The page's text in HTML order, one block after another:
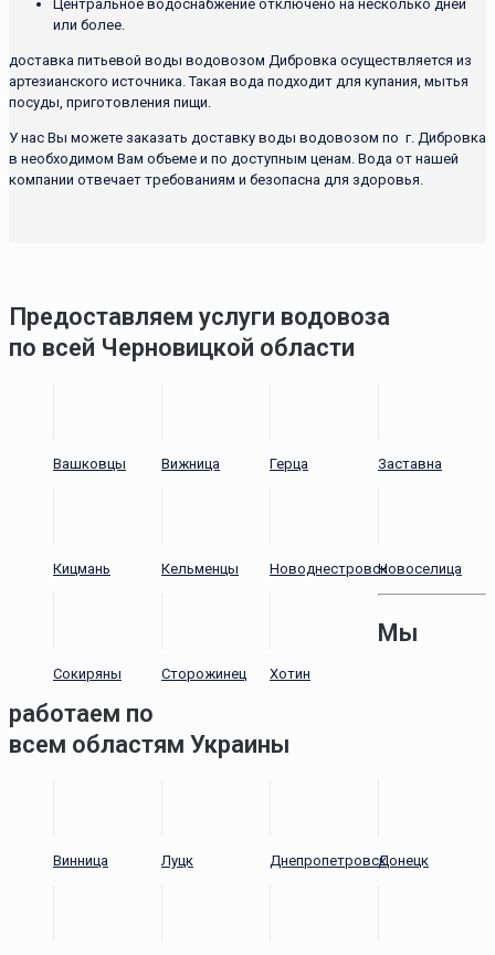
Центральное водоснабжение отключено на несколько дней
или более.
доставка питьевой воды водовозом Дибровка осуществляется из
артезианского источника. Такая вода подходит для купания, мытья
посуды, приготовления пищи.
У нас Вы можете заказать доставку воды водовозом по г. Дибровка
в необходимом Вам объеме и по доступным ценам. Вода от нашей
компании отвечает требованиям и безопасна для здоровья.
Предоставляем услуги водовоза
по всей Черновицкой области
Вашковцы Вижница Герца Заставна
Кицмань Кельменцы НоводнестровскНовоселица
Сокиряны Сторожинец Хотин
Мы
работаем по
всем областям Украины
Винница Луцк ДнепропетровскДонецк